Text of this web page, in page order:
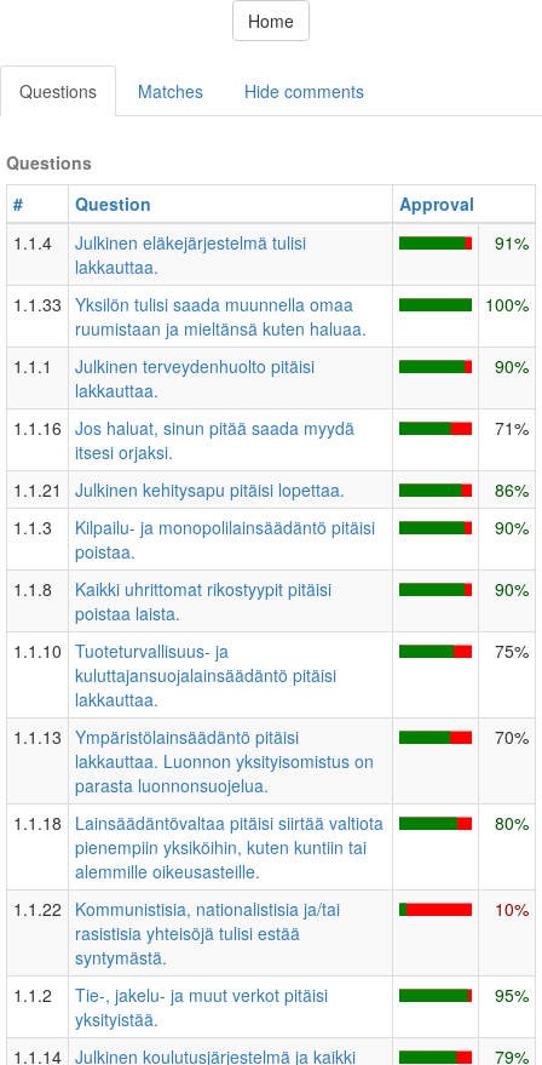
Home
Questions Matches Hide comments
Questions
#
Question
Approval
1.1.4
Julkinen eläkejärjestelmä tulisi
lakkauttaa.
91%
1.1.33 Yksilön tulisi saada muunnella omaa
ruumistaan ja mieltänsä kuten haluaa.
100%
1.1.1
Julkinen terveydenhuolto pitäisi
lakkauttaa.
90%
1.1.16 Jos haluat, sinun pitää saada myydä
itsesi orjaksi.
71%
1.1.21 Julkinen kehitysapu pitäisi lopettaa.
86%
1.1.3
Kilpailu- ja monopolilainsäädäntö pitäisi
poistaa.
90%
1.1.8
Kaikki uhrittomat rikostyypit pitäisi
poistaa laista.
90%
1.1.10 Tuoteturvallisuus- ja
kuluttajansuojalainsäädäntö pitäisi
lakkauttaa.
75%
1.1.13 Ympäristölainsäädäntö pitäisi
lakkauttaa. Luonnon yksityisomistus on
parasta luonnonsuojelua.
70%
1.1.18
Lainsäädäntövaltaa pitäisi siirtää valtiota
pienempiin yksiköihin, kuten kuntiin tai
alemmille oikeusasteille.
80%
1.1.22
Kommunistisia, nationalistisia ja/tai
rasistisia yhteisöjä tulisi estää
syntymästä.
10%
1.1.2
Tie-, jakelu- ja muut verkot pitäisi
yksityistää.
95%
1.1.14 Julkinen koulutusjärjestelmä ja kaikki
79%